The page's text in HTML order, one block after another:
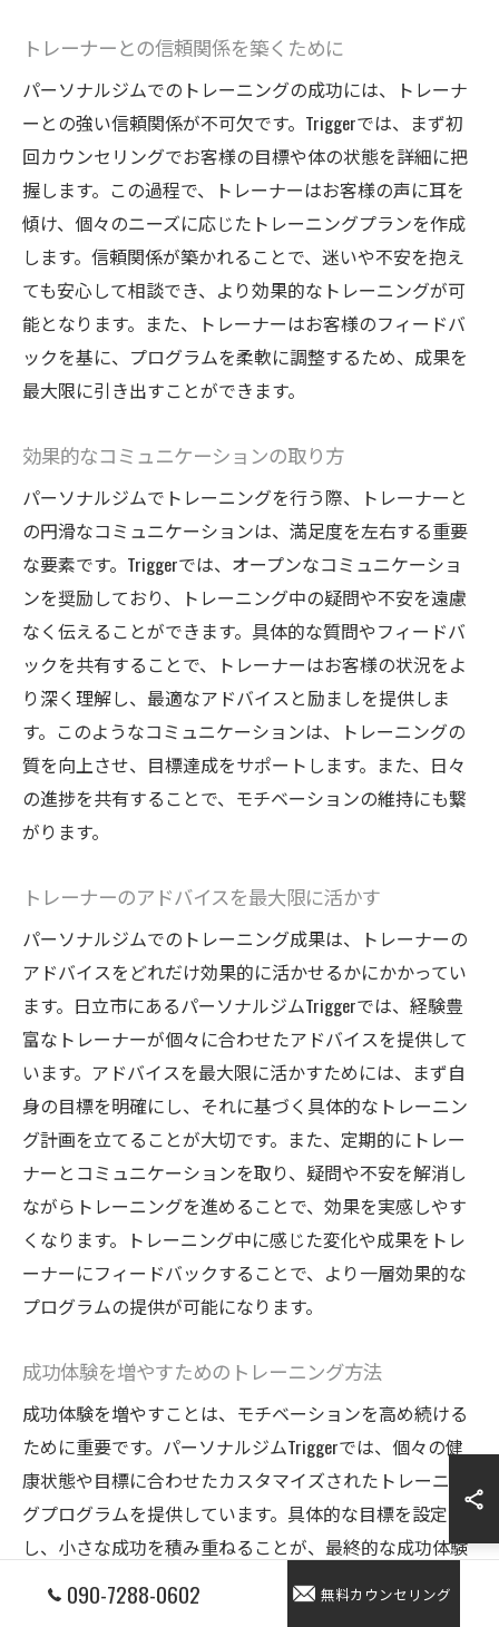
トレーナーとの信頼関係を築くために
パーソナルジムでのトレーニングの成功には、トレーナ
ーとの強い信頼関係が不可欠です。Triggerでは、まず初
回カウンセリングでお客様の目標や体の状態を詳細に把
握します。この過程で、トレーナーはお客様の声に耳を
傾け、個々のニーズに応じたトレーニングプランを作成
します。信頼関係が築かれることで、迷いや不安を抱え
ても安心して相談でき、より効果的なトレーニングが可
能となります。また、トレーナーはお客様のフィードバ
ックを基に、プログラムを柔軟に調整するため、成果を
最大限に引き出すことができます。
効果的なコミュニケーションの取り方
パーソナルジムでトレーニングを行う際、トレーナーと
の円滑なコミュニケーションは、満足度を左右する重要
な要素です。Triggerでは、オープンなコミュニケーショ
ンを奨励しており、トレーニング中の疑問や不安を遠慮
なく伝えることができます。具体的な質問やフィードバ
ックを共有することで、トレーナーはお客様の状況をよ
り深く理解し、最適なアドバイスと励ましを提供しま
す。このようなコミュニケーションは、トレーニングの
質を向上させ、目標達成をサポートします。また、日々
の進捗を共有することで、モチベーションの維持にも繋
がります。
トレーナーのアドバイスを最大限に活かす
パーソナルジムでのトレーニング成果は、トレーナーの
アドバイスをどれだけ効果的に活かせるかにかかってい
ます。日立市にあるパーソナルジムTriggerでは、経験豊
富なトレーナーが個々に合わせたアドバイスを提供して
います。アドバイスを最大限に活かすためには、まず自
身の目標を明確にし、それに基づく具体的なトレーニン
グ計画を立てることが大切です。また、定期的にトレー
ナーとコミュニケーションを取り、疑問や不安を解消し
ながらトレーニングを進めることで、効果を実感しやす
くなります。トレーニング中に感じた変化や成果をトレ
ーナーにフィードバックすることで、より一層効果的な
プログラムの提供が可能になります。
成功体験を増やすためのトレーニング方法
成功体験を増やすことは、モチベーションを高め続ける
ために重要です。パーソナルジムTriggerでは、個々の健
康状態や目標に合わせたカスタマイズされたトレーニン
グプログラムを提供しています。具体的な目標を設定
し、小さな成功を積み重ねることが、最終的な成功体験
につながります。例えば、筋力トレーニングの回数や重
090-7288-0602 無料カウンセリング